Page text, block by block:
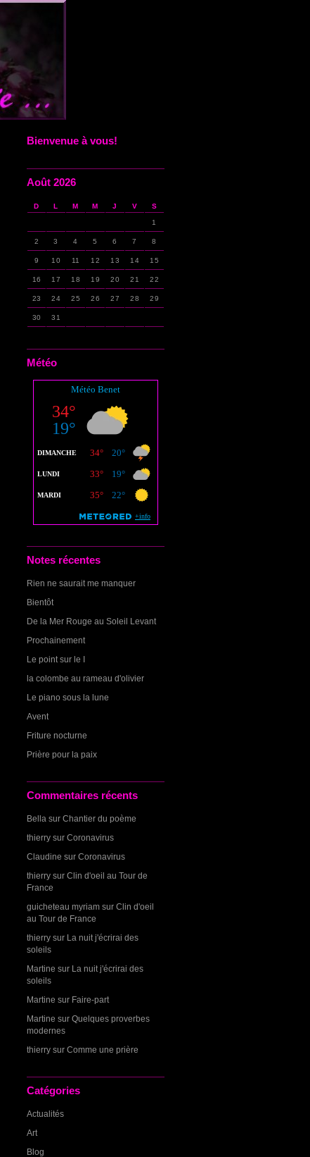
Bienvenue à vous!
Août 2026
D L M M J V S
1
2 3 4 5 6 7 8
9 10 11 12 13 14 15
16 17 18 19 20 21 22
23 24 25 26 27 28 29
30 31
Météo
Notes récentes
Rien ne saurait me manquer
Bientôt
De la Mer Rouge au Soleil Levant
Prochainement
Le point sur le I
la colombe au rameau d'olivier
Le piano sous la lune
Avent
Friture nocturne
Prière pour la paix
Commentaires récents
Bella sur Chantier du poème
thierry sur Coronavirus
Claudine sur Coronavirus
thierry sur Clin d'oeil au Tour de
France
guicheteau myriam sur Clin d'oeil
au Tour de France
thierry sur La nuit j'écrirai des
soleils
Martine sur La nuit j'écrirai des
soleils
Martine sur Faire-part
Martine sur Quelques proverbes
modernes
thierry sur Comme une prière
Catégories
Actualités
Art
Blog